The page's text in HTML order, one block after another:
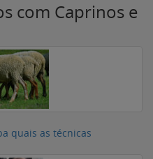
com Caprinos e
quais as técnicas